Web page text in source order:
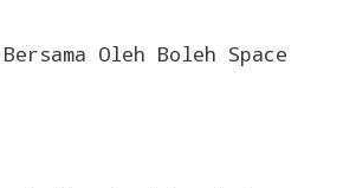
Oleh Boleh Space